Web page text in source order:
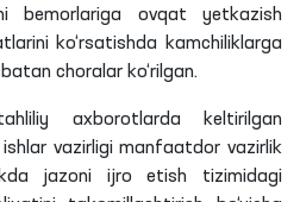
bemorlariga ovqat yetkazish
ko‘rsatishda kamchiliklarga
choralar ko‘rilgan.
axborotlarda keltirilgan
vazirligi manfaatdor vazirlik
jazoni ijro etish tizimidagi